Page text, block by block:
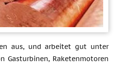
aus, und arbeitet gut unter
Gasturbinen, Raketenmotoren